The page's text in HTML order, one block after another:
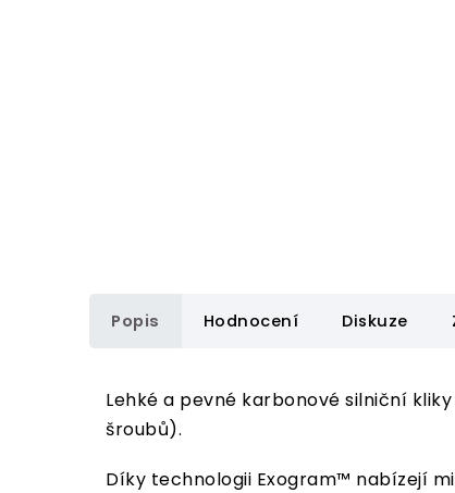
Popis Hodnocení Diskuze
Lehké a pevné karbonové silniční
šroubů).
Díky technologii Exogram™ nabízejí